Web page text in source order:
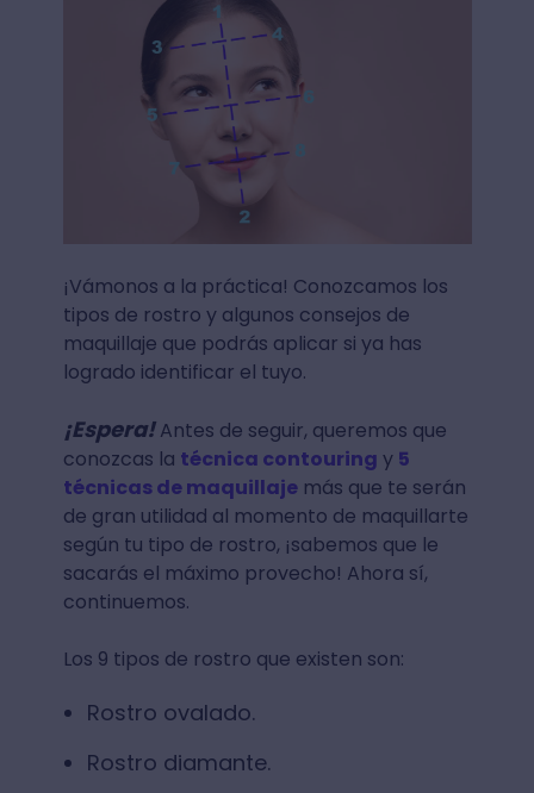
¡Vámonos a la práctica! Conozcamos los
tipos de rostro y algunos consejos de
maquillaje que podrás aplicar si ya has
logrado identificar el tuyo.
¡Espera!Antes de seguir, queremos que
conozcas la técnica contouring y 5
técnicas de maquillajemás que te serán
de gran utilidad al momento de maquillarte
según tu tipo de rostro, ¡sabemos que le
sacarás el máximo provecho! Ahora sí,
continuemos.
Los 9 tipos de rostro que existen son:
Rostro ovalado.
Rostro diamante.